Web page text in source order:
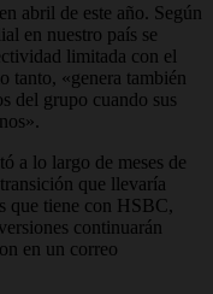
abril de este año. Según
en nuestro país se
limitada con el
tanto, «genera también
del grupo cuando sus
a lo largo de meses de
que llevaría
que tiene con HSBC,
continuarán
en un correo